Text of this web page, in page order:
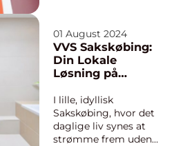
områder og ikke
mindst, de storslåede
bygninger, der
udsmykker bydelens
fineste facade kan
falme over tid, og
indendørs kan
væggene...
01 August 2024
VVS Sakskøbing:
Din Lokale
Løsning på
Sanitære
Udfordringer
I lille, idyllisk
Sakskøbing, hvor det
daglige liv synes at
strømme frem uden